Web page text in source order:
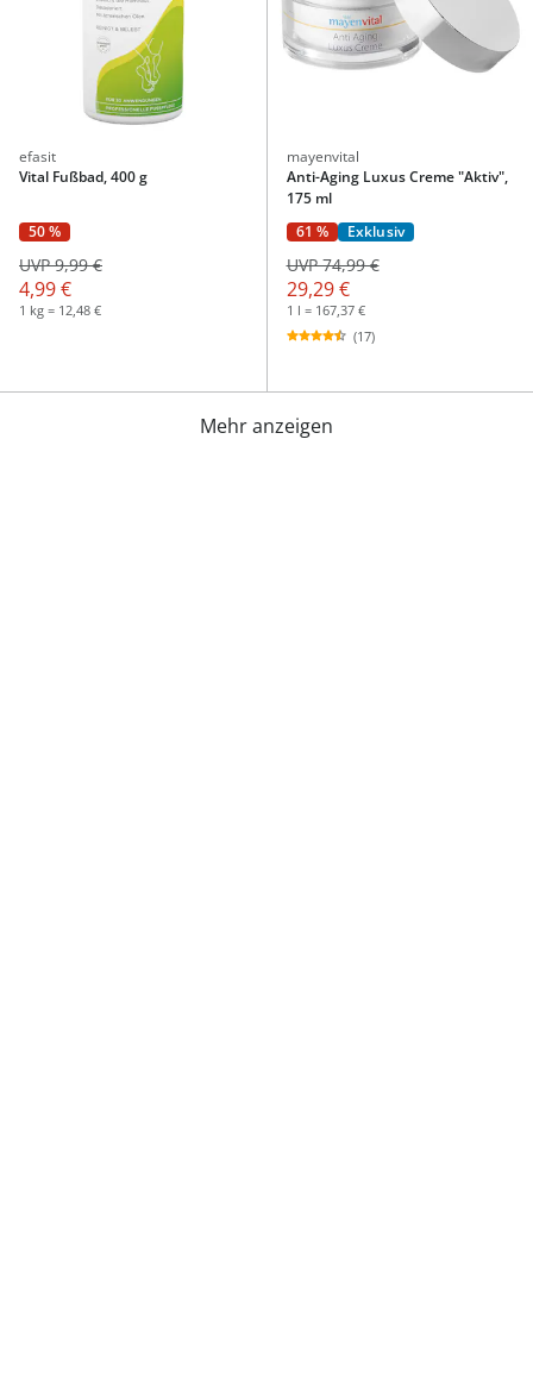
efasit
Vital Fußbad, 400 g
50 %
4,99 €
UVP 9,99 €
1 kg = 12,48 €
mayenvital
Anti-Aging Luxus Creme "Aktiv",
175 ml
61 %
Exklusiv
29,29 €
UVP 74,99 €
1 l = 167,37 €
(17)
Mehr anzeigen